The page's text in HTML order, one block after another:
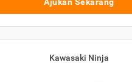
Ajukan Sekarang
Kawasaki Ninja